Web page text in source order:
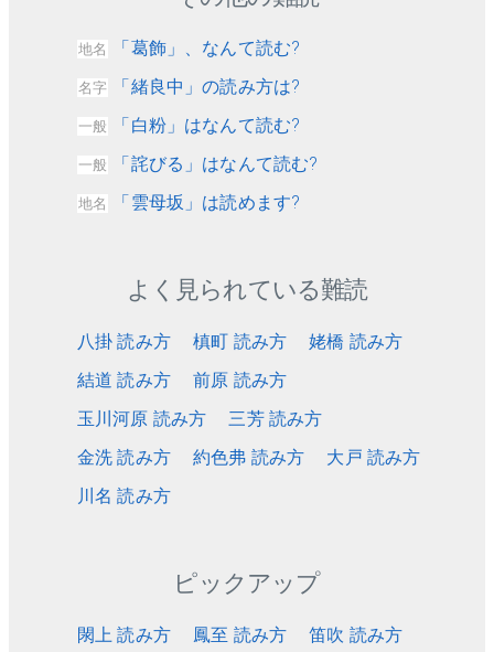
地名 「葛飾」、なんて読む?
名字 「緒良中」の読み方は?
一般 「白粉」はなんて読む?
一般 「詫びる」はなんて読む?
地名 「雲母坂」は読めます?
よく見られている難読
八掛 読み方 槙町 読み方
姥橋 読み方
結道 読み方
前原 読み方
玉川河原 読み方
三芳 読み方
金洗 読み方
約色弗 読み方
大戸 読み方
川名 読み方
ピックアップ
閖上 読み方 鳳至 読み方
笛吹 読み方